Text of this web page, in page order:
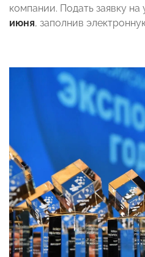
компании. Подать заявку
июня, заполнив